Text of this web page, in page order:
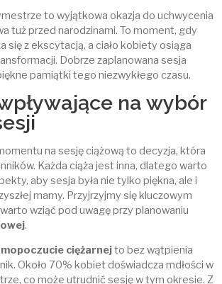
to wyjątkowa okazja do uchwycenia
tuż przed narodzinami. To moment, gdy
się z ekscytacją, a ciało kobiety osiąga
Dobrze zaplanowana sesja
pamiątki tego niezwykłego czasu.
na wybór
na sesję ciążową to decyzja, która
Każda ciąża jest inna, dlatego warto
aby sesja była nie tylko piękna, ale i
mamy. Przyjrzyjmy się kluczowym
wziąć pod uwagę przy planowaniu
.
ciężarnejto bez wątpienia
Około 70% kobiet doświadcza mdłości w
co może utrudnić sesję w tym okresie. Z